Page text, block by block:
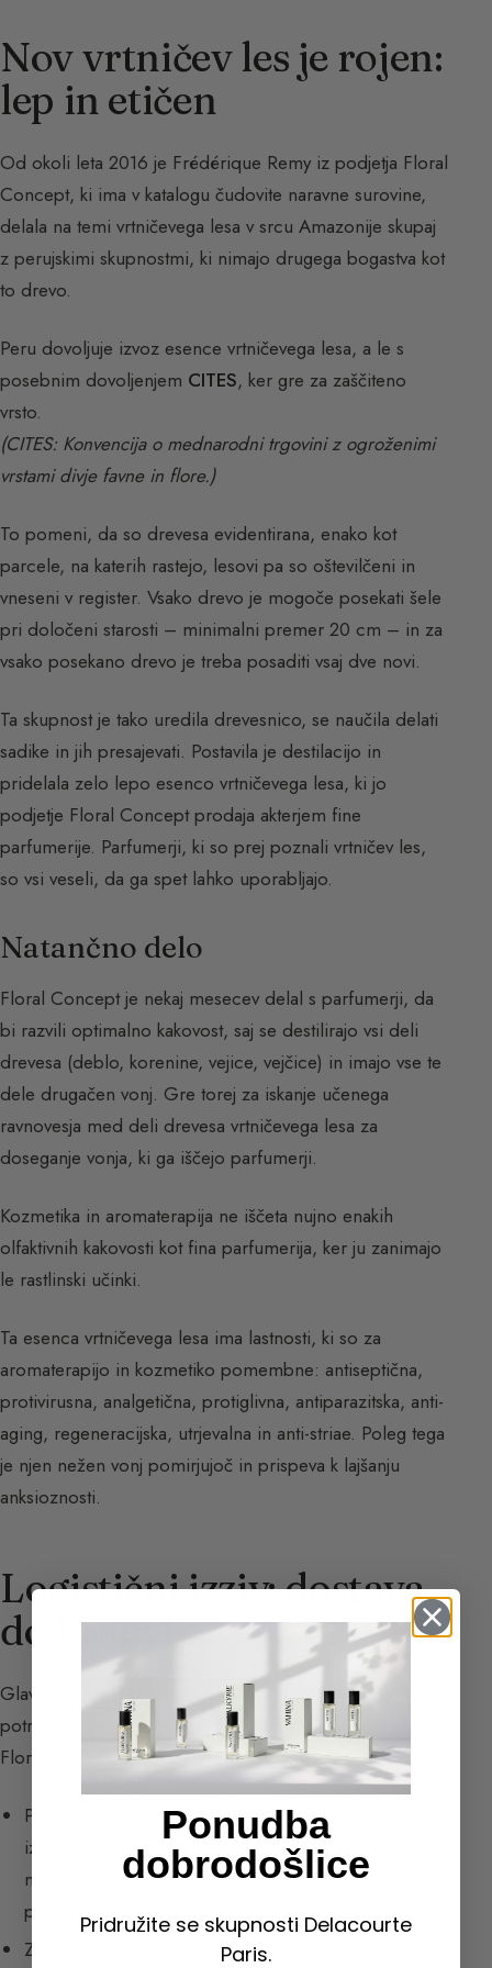
Nov vrtničev les je rojen:
lep in etičen
Od okoli leta 2016 je Frédérique Remy iz podjetja Floral
Concept, ki ima v katalogu čudovite naravne surovine,
delala na temi vrtničevega lesa v srcu Amazonije skupaj
z perujskimi skupnostmi, ki nimajo drugega bogastva kot
to drevo.
Peru dovoljuje izvoz esence vrtničevega lesa, a le s
posebnim dovoljenjem CITES, ker gre za zaščiteno
vrsto.
(CITES: Konvencija o mednarodni trgovini z ogroženimi
vrstami divje favne in flore.)
To pomeni, da so drevesa evidentirana, enako kot
parcele, na katerih rastejo, lesovi pa so oštevilčeni in
vneseni v register. Vsako drevo je mogoče posekati šele
pri določeni starosti – minimalni premer 20 cm – in za
vsako posekano drevo je treba posaditi vsaj dve novi.
Ta skupnost je tako uredila drevesnico, se naučila delati
sadike in jih presajevati. Postavila je destilacijo in
pridelala zelo lepo esenco vrtničevega lesa, ki jo
podjetje Floral Concept prodaja akterjem fine
parfumerije. Parfumerji, ki so prej poznali vrtničev les,
so vsi veseli, da ga spet lahko uporabljajo.
Natančno delo
Floral Concept je nekaj mesecev delal s parfumerji, da
bi razvili optimalno kakovost, saj se destilirajo vsi deli
drevesa (deblo, korenine, vejice, vejčice) in imajo vse te
dele drugačen vonj. Gre torej za iskanje učenega
ravnovesja med deli drevesa vrtničevega lesa za
doseganje vonja, ki ga iščejo parfumerji.
Kozmetika in aromaterapija ne iščeta nujno enakih
olfaktivnih kakovosti kot fina parfumerija, ker ju zanimajo
le rastlinski učinki.
Ta esenca vrtničevega lesa ima lastnosti, ki so za
aromaterapijo in kozmetiko pomembne: antiseptična,
protivirusna, analgetična, protiglivna, antiparazitska, anti-
aging, regeneracijska, utrjevalna in anti-striae. Poleg tega
je njen nežen vonj pomirjujoč in prispeva k lajšanju
anksioznosti.
Logistični izziv: dostava
do Francije
Glavna težava pri pridobivanju te esence je čas,
potreben za prenos esence vrtničevega lesa do tovarne
Floral Concept. Postopek je zelo dolg:
Pridelovalec mora za vsako pošiljko zaprositi za
izvozno dovoljenje CITES, kar lahko traja 1 do 2
meseca, ker je treba za to dovoljenje odpotovati v
prestolnico, daleč od kraja pridelave.
Zaprositi je treba za uvozno dovoljenje CITES.
Ponudba
dobrodošlice
Pridružite se skupnosti Delacourte
Paris.